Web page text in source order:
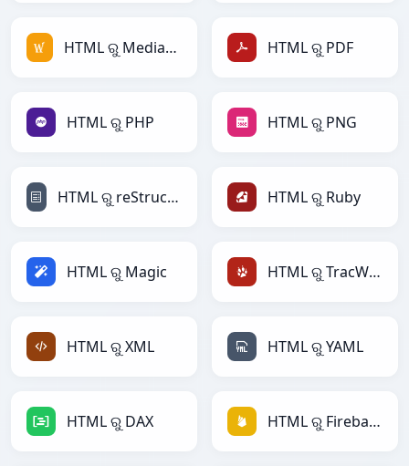
HTML ରୁ MediaWiki HTML ରୁ PDF
HTML ରୁ PHP HTML ରୁ PNG
HTML ରୁ reStructuredText HTML ରୁ Ruby
HTML ରୁ Magic HTML ରୁ TracWiki
HTML ରୁ XML HTML ରୁ YAML
HTML ରୁ DAX HTML ରୁ Firebase